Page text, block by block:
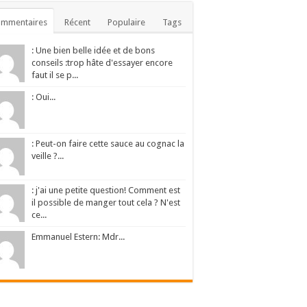
Récent Populaire Tags
: Une bien belle idée et de bons
conseils :trop hâte d'essayer encore
faut il se p...
: Oui...
: Peut-on faire cette sauce au cognac la
veille ?...
: j'ai une petite question! Comment est
il possible de manger tout cela ? N'est
ce...
Emmanuel Estern: Mdr...